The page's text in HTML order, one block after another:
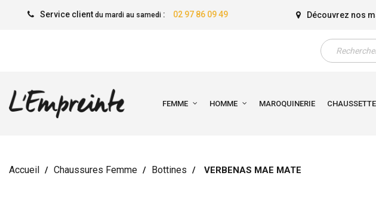
Service client du mardi au samedi: 02 97 86 09 49 Découvrez nos
FEMME HOMME MAROQUINERIE
Accueil Chaussures Femme Bottines VERBENAS MAE MATE